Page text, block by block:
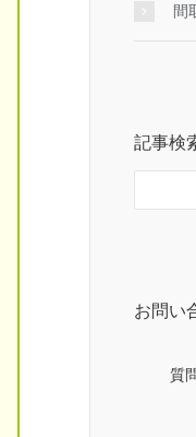
間
記事検
お問い
質